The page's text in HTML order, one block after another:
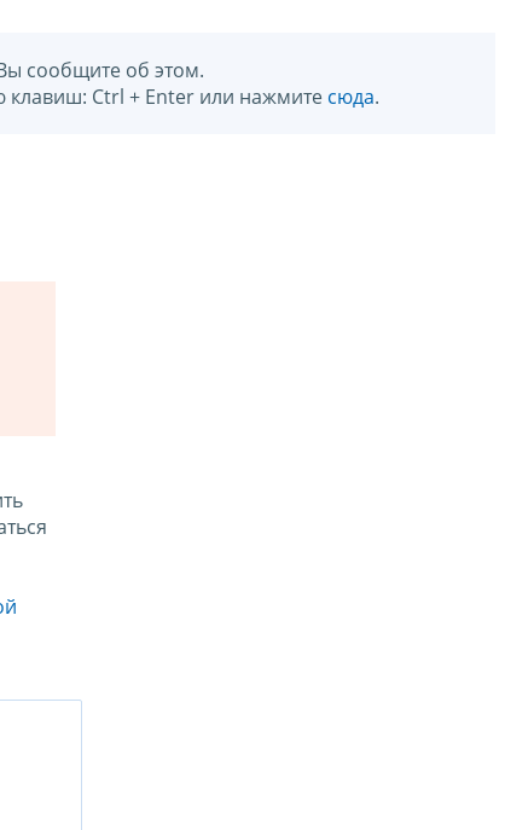
сообщите об этом.
клавиш: Ctrl + Enter или нажмите сюда.